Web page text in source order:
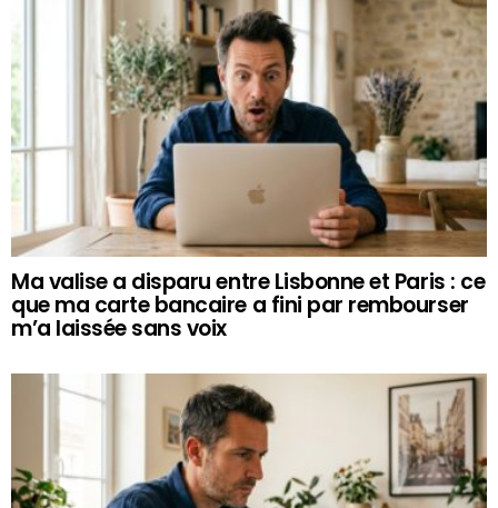
Ma valise a disparu entre Lisbonne et Paris : ce
que ma carte bancaire a fini par rembourser
m’a laissée sans voix